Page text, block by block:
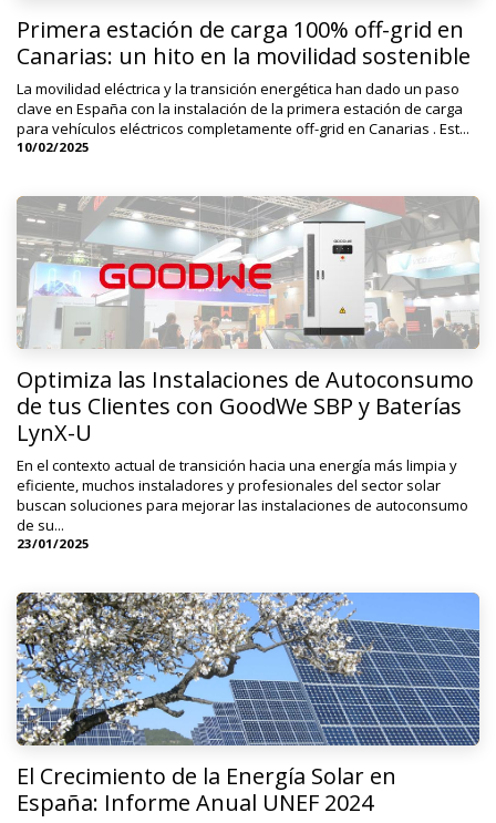
Primera estación de carga 100% off-grid en
Canarias: un hito en la movilidad sostenible
La movilidad eléctrica y la transición energética han dado un paso
clave en España con la instalación de la primera estación de carga
para vehículos eléctricos completamente off-grid en Canarias . Est...
10/02/2025
Optimiza las Instalaciones de Autoconsumo
de tus Clientes con GoodWe SBP y Baterías
LynX-U
En el contexto actual de transición hacia una energía más limpia y
eficiente, muchos instaladores y profesionales del sector solar
buscan soluciones para mejorar las instalaciones de autoconsumo
de su...
23/01/2025
El Crecimiento de la Energía Solar en
España: Informe Anual UNEF 2024